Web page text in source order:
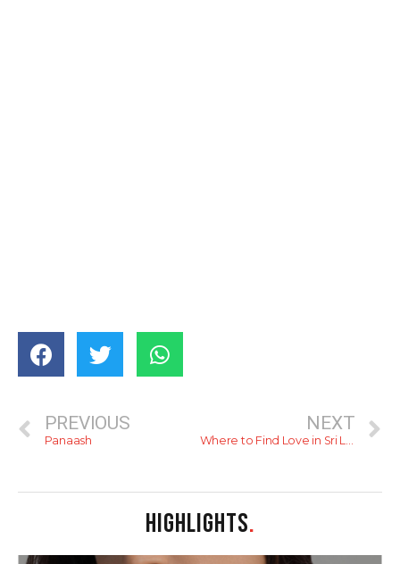
PREVIOUS
Panaash
NEXT
Where to Find Love in Sri Lanka
HIGHLIGHTS.